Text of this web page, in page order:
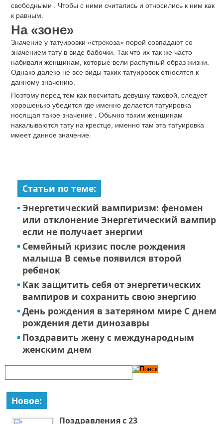
свободными . Чтобы с ними считались и относились к ним как
к равным.
На «зоне»
Значение у татуировки «стрекоза» порой совпадают со
значением тату в виде бабочки. Так что их так же часто
набивали женщинам, которые вели распутный образ жизни.
Однако далеко не все виды таких татуировок относятся к
данному значению.
Поэтому перед тем как посчитать девушку таковой, следует
хорошенько убедится где именно делается татуировка
носящая такое значение . Обычно таким женщинам
накалываются тату на крестце, именно там эта татуировка
имеет данное значение.
Статьи по теме:
Энергетический вампиризм: феномен
или отклонение Энергетический вампир
если не получает энергии
Семейный кризис после рождения
малыша В семье появился второй
ребенок
Как защитить себя от энергетических
вампиров и сохранить свою энергию
День рождения в затеряном мире С днем
рождения дети динозавры
Поздравить жену с международным
женским днем
Новое:
Поздравления с 23